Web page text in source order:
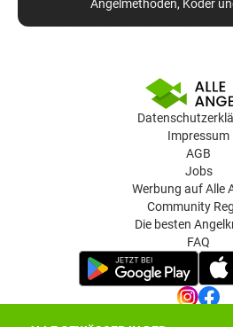
Angelmethoden, Köder
Impressum
AGB
Jobs
Werbung auf Alle
Community
Die besten
FAQ